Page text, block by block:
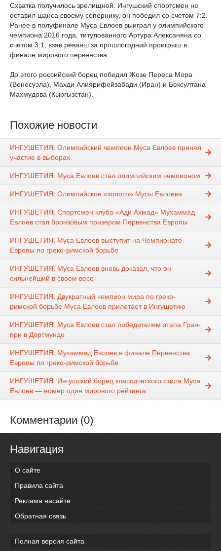
Схватка получилось зрелищной. Ингушский спортсмен не
оставил шанса своему сопернику, он победил со счетом 7:2.
Ранее в полуфинале Муса Евлоев выиграл у олимпийского
чемпиона 2016 года, титулованного Артура Алексаняна со
счетом 3:1, взяв реванш за прошлогодний проигрыш в
финале мирового первенства.
До этого российский борец победил Жозе Переса Мора
(Венесуэла), Махди Алиярифейзабади (Иран) и Бексултана
Махмудова (Кыргызстан).
Похожие новости
ИНГУШЕТИЯ. Олимпийский чемпион Муса Евлоев принял
участие в выборах
ИНГУШЕТИЯ. Муса Евлоев стал олимпийским чемпионом
ИНГУШЕТИЯ. Олимпийское «золото» Мусы Евлоева
ИНГУШЕТИЯ. Спортсмен клуба «Ади Ахмад» Мухаммад
Евлоев стал бронзовым призером Первенства Европы
ИНГУШЕТИЯ. Муса Евлоев выступит на Чемпионате
Европы по греко-римской борьбе
ИНГУШЕТИЯ. Муса Евлоев вновь доказал, что он
сильнейший в своем весе
ИНГУШЕТИЯ. Двукратный чемпион мира по греко-
римской борьбе Муса Евлоев прилетает в Ингушетию
ИНГУШЕТИЯ. Муса Евлоев стал победителем этапа Гран-
при в Дортмунде
ИНГУШЕТИЯ. Мухаммад Евлоев в финале Первенства
Европы по греко-римской борьбе
ИНГУШЕТИЯ. Ингушский борец классического стиля Муса
Евлоев — номер один мирового рейтинга
Комментарии (0)
Навигация
О сайте
Правила сайта
Реклама насайте
Обратная связь
Полная версия сайта